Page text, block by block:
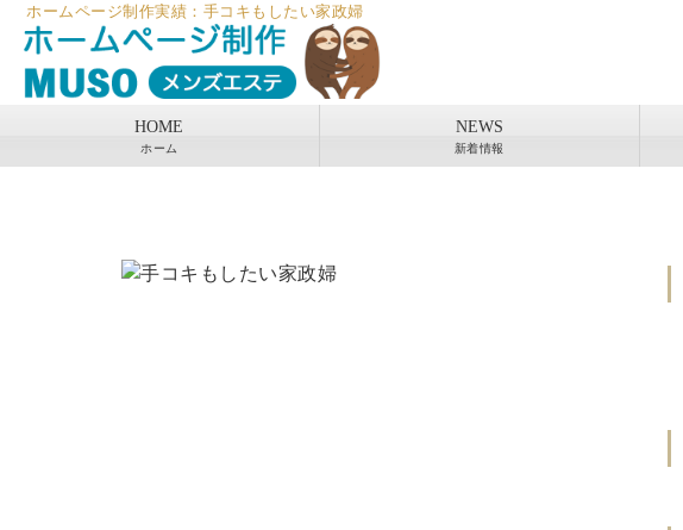
ホームページ制作実績：手コキもしたい家政婦
HOME
ホーム
NEWS
新着情報